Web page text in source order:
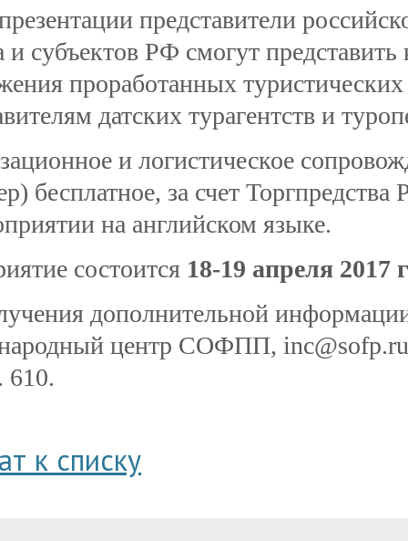
представители
и субъектов РФ смогут
проработанных туристических
датских турагентств и
и логистическое
бесплатное, за счет
на английском языке.
состоится 18-19 апреля 2017
дополнительной
центр СОФПП,
610.
к списку